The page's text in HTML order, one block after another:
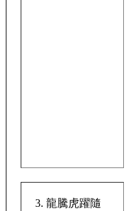
3. 龍騰虎躍隨